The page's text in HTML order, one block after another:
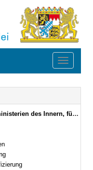
Toggle
der modularen Qualifizierung im fachlichen Schwerpunkt feuerwehrtechnischer Dienst